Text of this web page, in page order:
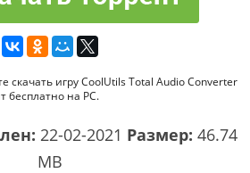
скачать игру CoolUtils Total Audio Converter
бесплатно на PC.
22-02-2021 Размер: 46.74
MB